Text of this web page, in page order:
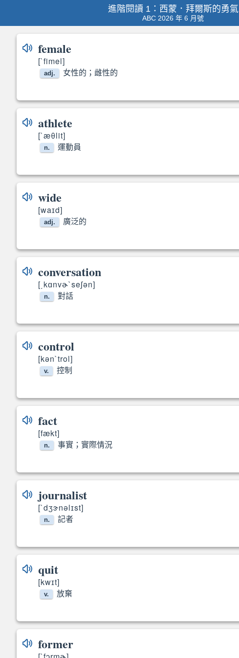
進階閱讀 1：西蒙．拜爾斯的勇氣
ABC 2026 年 6 月號
female
[`fimel]
adj. 女性的；雌性的
female
athlete
[`æθlit]
n. 運動員
athletes
wide
[waɪd]
adj. 廣泛的
wide
conversation
[͵kɑnvɚ`seʃən]
n. 對話
conversation
control
[kən`trol]
v. 控制
controlled
fact
[fækt]
n. 事實；實際情況
fact
journalist
[`dʒɝnəlɪst]
n. 記者
journalist
quit
[kwɪt]
v. 放棄
quit
former